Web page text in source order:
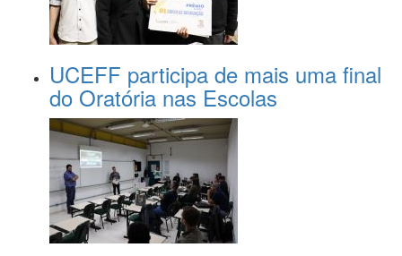
UCEFF participa de mais uma final
do Oratória nas Escolas